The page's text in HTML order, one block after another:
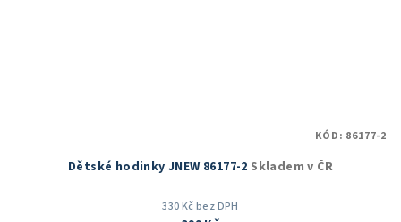
Dětské hodinky JNEW 86177-2 Skladem v ČR
330 Kč bez DPH
KÓD: 86177-2